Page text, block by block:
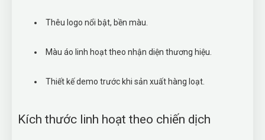
Thêu logo nổi bật, bền màu.
Màu áo linh hoạt theo nhận diện thương hiệu.
Thiết kế demo trước khi sản xuất hàng loạt.
Kích thước linh hoạt theo chiến dịch